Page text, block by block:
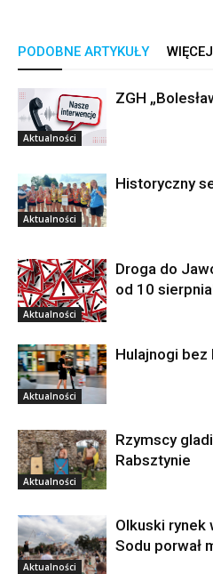
PODOBNE ARTYKUŁY
Aktualności
ZGH
Aktualności
Historyczny
Aktualności
Droga do
od 10
Aktualności
Hulajnogi bez
Aktualności
Rzymscy
Rabsztynie
Aktualności
Olkuski rynek
Sodu porwał